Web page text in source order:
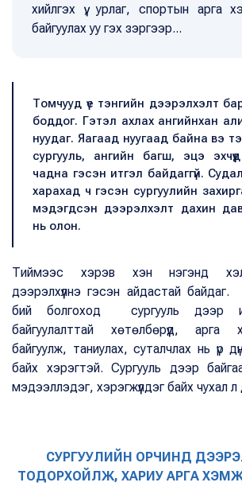
хийлгэх үү, урлаг, спортын арга
байгуулах уу гэх зэргээр...
Томчууд үе тэнгийн дээрэлхэлт
боддог. Гэтэл ахлах ангийнхан
нуудаг. Яагаад нуугаад байна вэ
сургууль, ангийн багш, эцэ
чадна гэсэн итгэл байдаггүй.
харахад ч гэсэн сургуулийн
мэдэгдсэн дээрэлхэлт дахин
нь олон.
Тиймээс хэрэв хэн нэгэнд
дээрэлхүүлнэ гэсэн айдастай
бий болгоход сургууль дээр
байгуулалттай хөтөлбөрүүд, арга
байгуулж, таниулах, суталчлах нь үр
байх хэрэгтэй. Сургууль дээр
мэдээллэдэг, хэрэгжүүлдэг байх чухал л
СУРГУУЛИЙН ОРЧИНД
ТОДОРХОЙЛЖ, ХАРИУ АРГА